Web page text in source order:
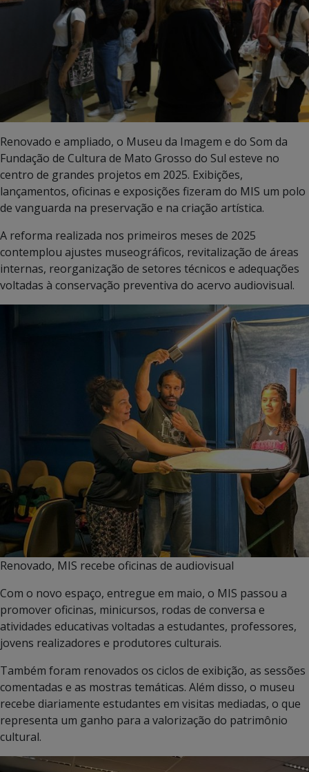
Renovado e ampliado, o Museu da Imagem e do Som da
Fundação de Cultura de Mato Grosso do Sul esteve no
centro de grandes projetos em 2025. Exibições,
lançamentos, oficinas e exposições fizeram do MIS um polo
de vanguarda na preservação e na criação artística.
A reforma realizada nos primeiros meses de 2025
contemplou ajustes museográficos, revitalização de áreas
internas, reorganização de setores técnicos e adequações
voltadas à conservação preventiva do acervo audiovisual.
Renovado, MIS recebe oficinas de audiovisual
Com o novo espaço, entregue em maio, o MIS passou a
promover oficinas, minicursos, rodas de conversa e
atividades educativas voltadas a estudantes, professores,
jovens realizadores e produtores culturais.
Também foram renovados os ciclos de exibição, as sessões
comentadas e as mostras temáticas. Além disso, o museu
recebe diariamente estudantes em visitas mediadas, o que
representa um ganho para a valorização do patrimônio
cultural.